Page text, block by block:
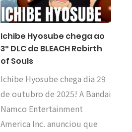
Ichibe Hyosube chega ao
3º DLC de BLEACH Rebirth
of Souls
Ichibe Hyosube chega dia 29
de outubro de 2025! A Bandai
Namco Entertainment
America Inc. anunciou que